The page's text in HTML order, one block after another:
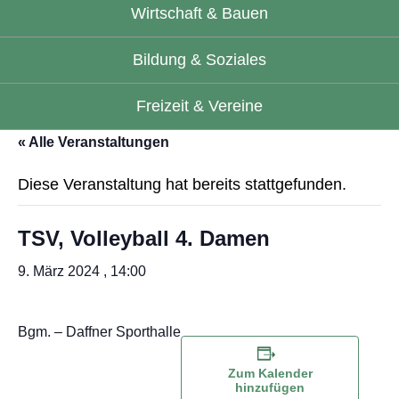
Wirtschaft & Bauen
Bildung & Soziales
Freizeit & Vereine
« Alle Veranstaltungen
Diese Veranstaltung hat bereits stattgefunden.
TSV, Volleyball 4. Damen
9. März 2024 , 14:00
Bgm. – Daffner Sporthalle
Zum Kalender
hinzufügen